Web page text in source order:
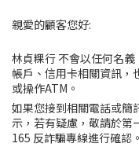
親愛的顧客您好:
林貞粿行不會以任何名
帳戶、信用卡相關資訊，
或操作ATM。
如果您接到相關電話或簡
示，若有疑慮，敬請於第
165 反詐騙專線進行確認。